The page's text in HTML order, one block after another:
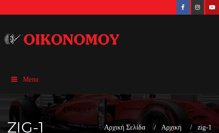
Menu
ZIG-1 Αρχική Σελίδα Αρχική zig-1